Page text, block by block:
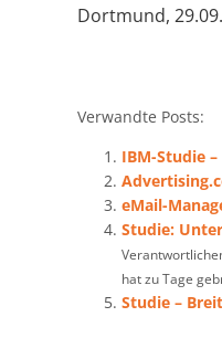
Dortmund,
Verwandte Posts:
IBM-Studie
eMail-
Studie:
hat zu Tage
Studie –